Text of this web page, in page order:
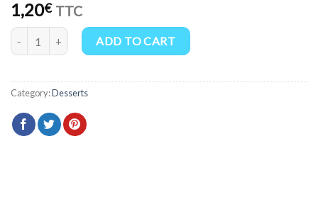
1,20€ TTC
Compote quantity ADD TO CART
Category:Desserts